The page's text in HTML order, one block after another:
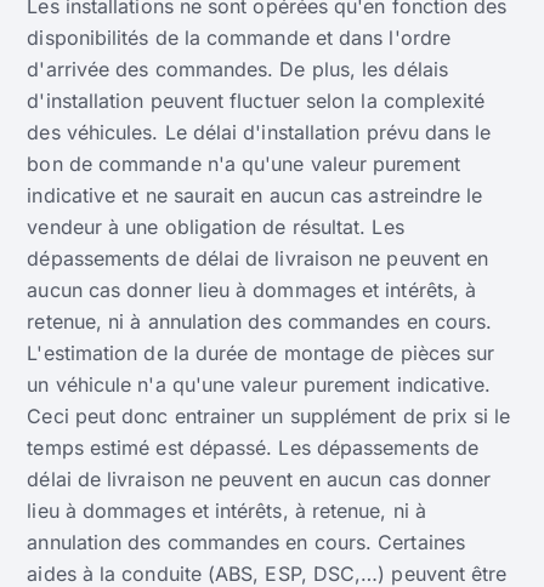
Les installations ne sont opérées qu'en fonction des
disponibilités de la commande et dans l'ordre
d'arrivée des commandes. De plus, les délais
d'installation peuvent fluctuer selon la complexité
des véhicules. Le délai d'installation prévu dans le
bon de commande n'a qu'une valeur purement
indicative et ne saurait en aucun cas astreindre le
vendeur à une obligation de résultat. Les
dépassements de délai de livraison ne peuvent en
aucun cas donner lieu à dommages et intérêts, à
retenue, ni à annulation des commandes en cours.
L'estimation de la durée de montage de pièces sur
un véhicule n'a qu'une valeur purement indicative.
Ceci peut donc entrainer un supplément de prix si le
temps estimé est dépassé. Les dépassements de
délai de livraison ne peuvent en aucun cas donner
lieu à dommages et intérêts, à retenue, ni à
annulation des commandes en cours. Certaines
aides à la conduite (ABS, ESP, DSC,…) peuvent être